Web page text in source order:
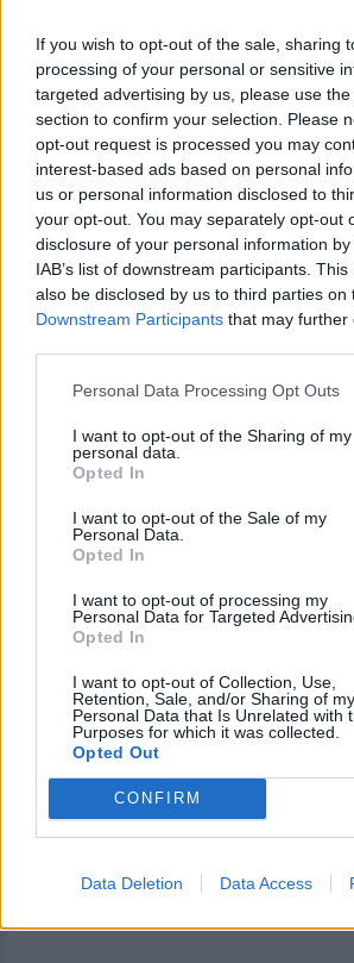
If you wish to opt-out of the sale, sharing
processing of your personal or sensitive
targeted advertising by us, please use
section to confirm your selection. Please
opt-out request is processed you may
interest-based ads based on personal
us or personal information disclosed to
your opt-out. You may separately opt-out
disclosure of your personal information
IAB’s list of downstream participants.
also be disclosed by us to third parties on
Downstream Participants that may further
Personal Data Processing Opt Outs
I want to opt-out of the Sharing of my
personal data.
Opted In
I want to opt-out of the Sale of my
Personal Data.
Opted In
I want to opt-out of processing my
Personal Data for Targeted
Opted In
I want to opt-out of Collection, Use,
Retention, Sale, and/or Sharing of my
Personal Data that Is Unrelated with
Purposes for which it was collected.
Opted Out
CONFIRM
Data Deletion Data Access
Ακολουθήστε το E-Radio.gr
και μάθετε πρώτοιτα πιο hot νέα
Για ακόμη περισσότερανέα,
ειδήσεωντου E-Daily.gr
Ακολουθήστε το E-Radio.gr